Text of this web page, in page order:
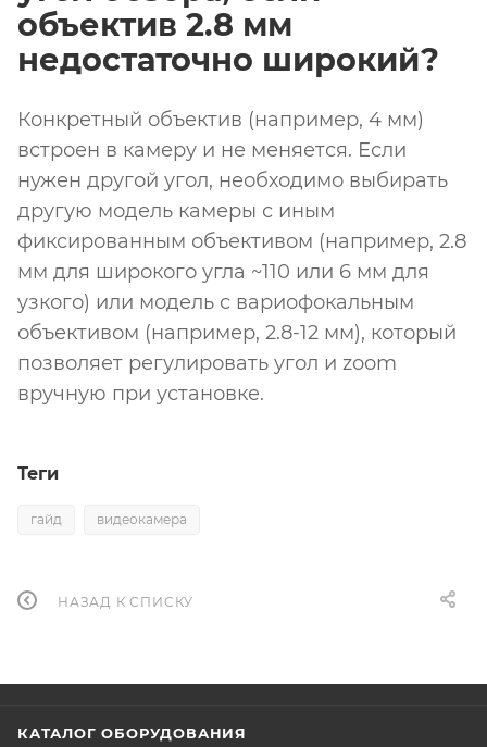
объектив 2.8 мм
недостаточно широкий?
Конкретный объектив (например, 4 мм)
встроен в камеру и не меняется. Если
нужен другой угол, необходимо выбирать
другую модель камеры с иным
фиксированным объективом (например, 2.8
мм для широкого угла ~110 или 6 мм для
узкого) или модель с вариофокальным
объективом (например, 2.8-12 мм), который
позволяет регулировать угол и zoom
вручную при установке.
Теги
гайд видеокамера
НАЗАД К СПИСКУ
КАТАЛОГ ОБОРУДОВАНИЯ